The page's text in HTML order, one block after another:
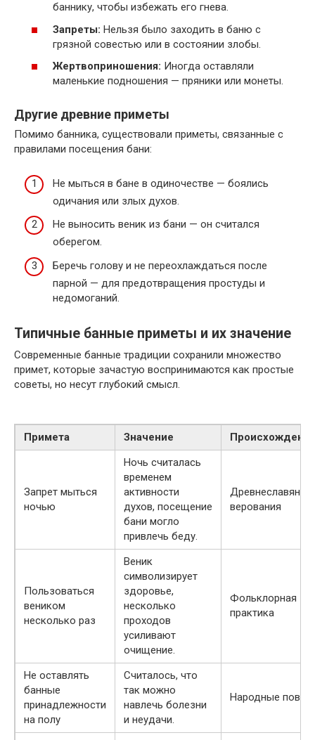
баннику, чтобы избежать его гнева.
Запреты: Нельзя было заходить в баню с
грязной совестью или в состоянии злобы.
Жертвоприношения: Иногда оставляли
маленькие подношения — пряники или монеты.
Другие древние приметы
Помимо банника, существовали приметы, связанные с
правилами посещения бани:
Не мыться в бане в одиночестве — боялись
одичания или злых духов.
Не выносить веник из бани — он считался
оберегом.
Беречь голову и не переохлаждаться после
парной — для предотвращения простуды и
недомоганий.
Типичные банные приметы и их значение
Современные банные традиции сохранили множество
примет, которые зачастую воспринимаются как простые
советы, но несут глубокий смысл.
Примета Значение
Запрет мыться
ночью
Ночь считалась
временем
активности
духов, посещение
бани могло
привлечь беду.
верования
Пользоваться
веником
несколько раз
Веник
символизирует
здоровье,
несколько
проходов
усиливают
очищение.
Фольклорная
практика
Не оставлять
банные
принадлежности
на полу
Считалось, что
так можно
навлечь болезни
и неудачи.
Народные